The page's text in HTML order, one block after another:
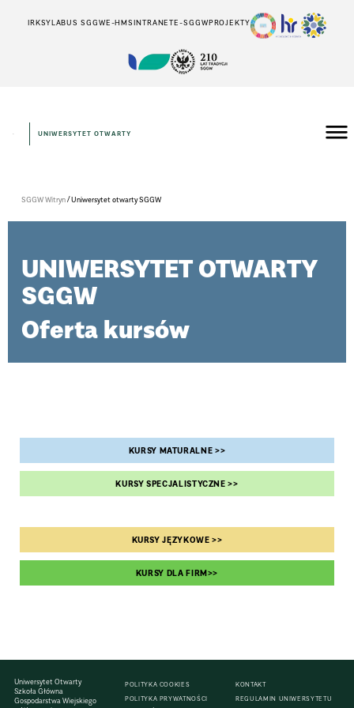
IRKSYLABUS SGGWE-HMSINTRANETE-SGGWPROJEKTY
UNIWERSYTET OTWARTY
SGGW Witryn/Uniwersytet otwarty SGGW
UNIWERSYTET OTWARTY
SGGW
Oferta kursów
KURSY MATURALNE >>
KURSY SPECJALISTYCZNE >>
KURSY JĘZYKOWE >>
KURSY DLA FIRM>>
Uniwersytet Otwarty
Szkoła Główna
Gospodarstwa Wiejskiego
POLITYKA COOKIES
POLITYKA PRYWATNOŚCI
KONTAKT
REGULAMIN UNIWERSYTETU